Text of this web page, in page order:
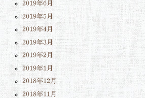
2019年6月
2019年5月
2019年4月
2019年3月
2019年2月
2019年1月
2018年12月
2018年11月